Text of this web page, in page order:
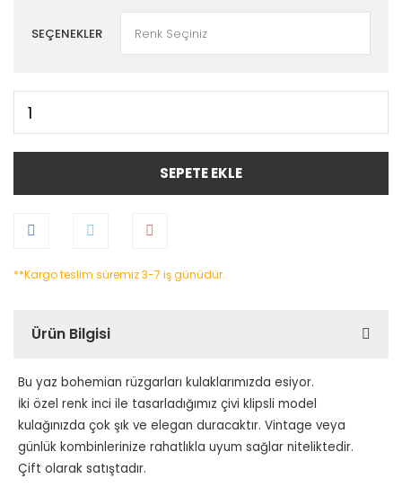
SEÇENEKLER
SEPETE EKLE
**Kargo teslim süremiz 3-7 iş günüdür.
Ürün Bilgisi
Bu yaz bohemian rüzgarları kulaklarımızda esiyor.
İki özel renk inci ile tasarladığımız çivi klipsli model
kulağınızda çok şık ve elegan duracaktır. Vintage veya
günlük kombinlerinize rahatlıkla uyum sağlar niteliktedir.
Çift olarak satıştadır.